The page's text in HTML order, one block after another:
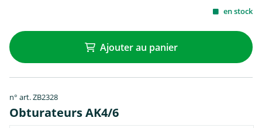
en stock
Ajouter au panier
n° art. ZB2328
Obturateurs AK4/6